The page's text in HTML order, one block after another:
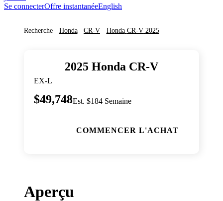
Se connecterOffre instantanéeEnglish
Recherche Honda CR-V Honda CR-V 2025
2025 Honda CR-V
EX-L
$49,748Est. $184 Semaine
COMMENCER L'ACHAT
Aperçu